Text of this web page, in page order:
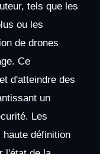
tels que les
ou les
de drones
Ce
d'atteindre des
un
Les
définition